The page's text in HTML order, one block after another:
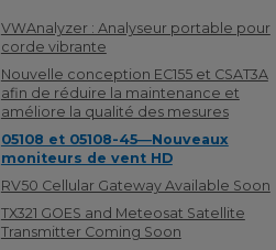
VWAnalyzer : Analyseur portable pour
corde vibrante
Nouvelle conception EC155 et CSAT3A
afin de réduire la maintenance et
améliore la qualité des mesures
05108 et 05108-45―Nouveaux
moniteurs de vent HD
RV50 Cellular Gateway Available Soon
TX321 GOES and Meteosat Satellite
Transmitter Coming Soon